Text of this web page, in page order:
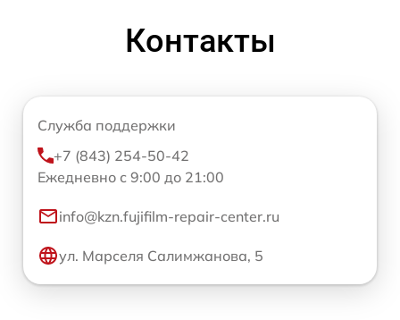
Контакты
Служба поддержки
+7 (843) 254-50-42
Ежедневно с 9:00 до 21:00
info@kzn.fujifilm-repair-center.ru
ул. Марселя Салимжанова, 5